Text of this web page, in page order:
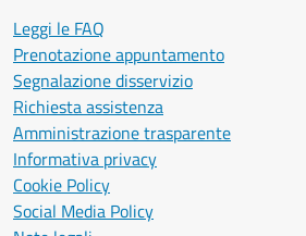
Leggi le FAQ
Prenotazione appuntamento
Segnalazione disservizio
Richiesta assistenza
Amministrazione trasparente
Informativa privacy
Cookie Policy
Social Media Policy